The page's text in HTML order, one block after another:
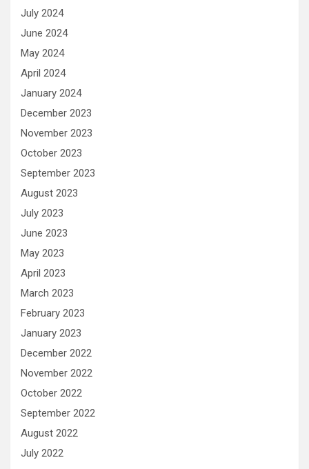
July 2024
June 2024
May 2024
April 2024
January 2024
December 2023
November 2023
October 2023
September 2023
August 2023
July 2023
June 2023
May 2023
April 2023
March 2023
February 2023
January 2023
December 2022
November 2022
October 2022
September 2022
August 2022
July 2022